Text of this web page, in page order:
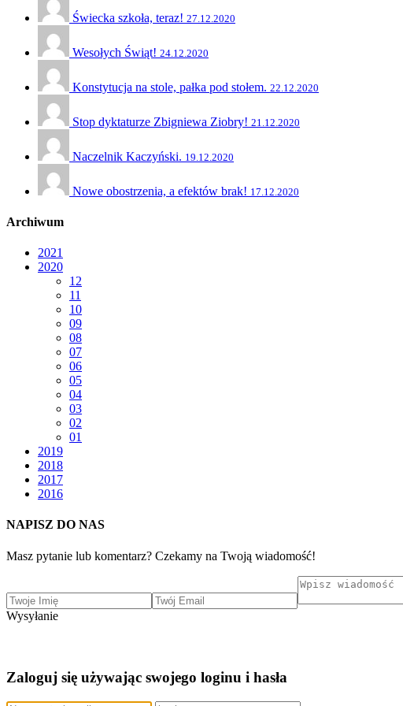
Świecka szkoła, teraz! 27.12.2020
Wesołych Świąt! 24.12.2020
Konstytucja na stole, pałka pod stołem. 22.12.2020
Stop dyktaturze Zbigniewa Ziobry! 21.12.2020
Naczelnik Kaczyński. 19.12.2020
Nowe obostrzenia, a efektów brak! 17.12.2020
Archiwum
2021
2020
12
11
10
09
08
07
06
05
04
03
02
01
2019
2018
2017
2016
NAPISZ DO NAS
Masz pytanie lub komentarz? Czekamy na Twoją wiadomość!
Wysyłanie
Zaloguj się używając swojego loginu i hasła